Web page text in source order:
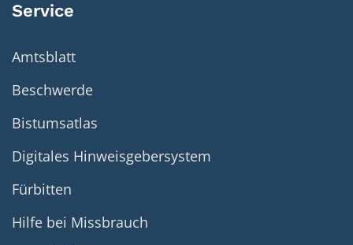
Service
Amtsblatt
Beschwerde
Bistumsatlas
Digitales Hinweisgebersystem
Fürbitten
Hilfe bei Missbrauch